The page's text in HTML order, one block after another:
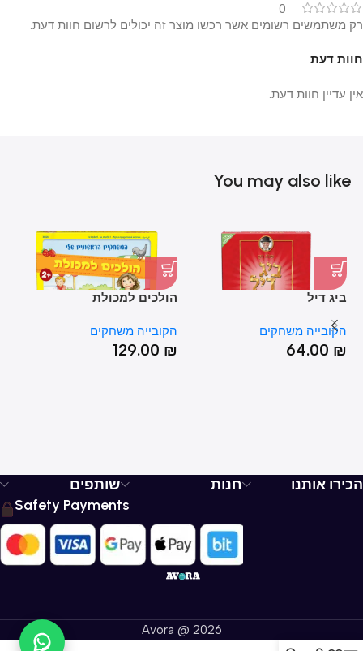
0
חוות דעת
אין עדיין חוות דעת.
רק משתמשים רשומים אשר רכשו מוצר זה יכולים לרשום חוות דעת.
You may also like
ביג דיל
הקובייה משחקים
64.00 ₪
הולכים למכולת
הקובייה משחקים
129.00 ₪
הכירו אותנו חנות
שותפים
Safety Payments
Avora @ 2026